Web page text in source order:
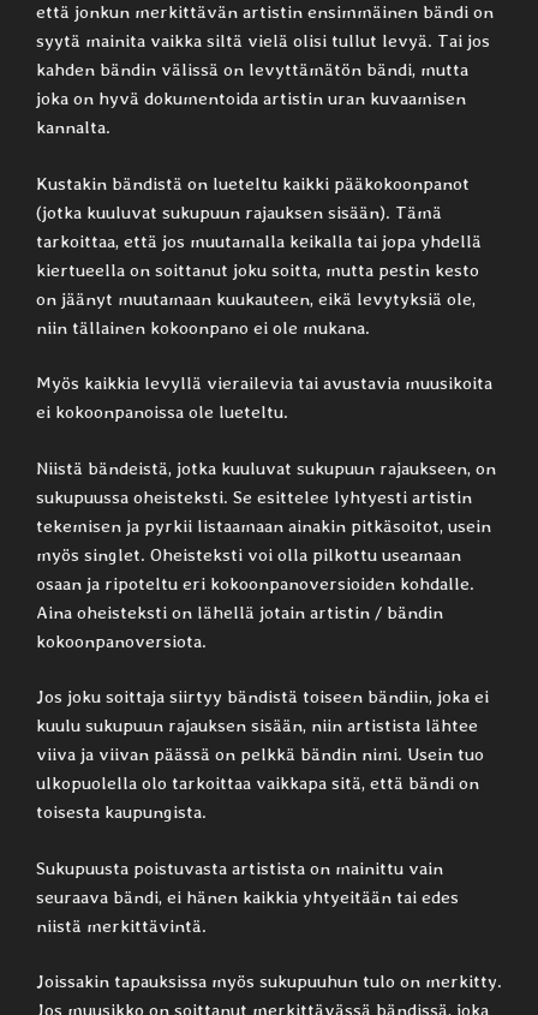
että jonkun merkittävän artistin ensimmäinen bändi on
syytä mainita vaikka siltä vielä olisi tullut levyä. Tai jos
kahden bändin välissä on levyttämätön bändi, mutta
joka on hyvä dokumentoida artistin uran kuvaamisen
kannalta.
Kustakin bändistä on lueteltu kaikki pääkokoonpanot
(jotka kuuluvat sukupuun rajauksen sisään). Tämä
tarkoittaa, että jos muutamalla keikalla tai jopa yhdellä
kiertueella on soittanut joku soitta, mutta pestin kesto
on jäänyt muutamaan kuukauteen, eikä levytyksiä ole,
niin tällainen kokoonpano ei ole mukana.
Myös kaikkia levyllä vierailevia tai avustavia muusikoita
ei kokoonpanoissa ole lueteltu.
Niistä bändeistä, jotka kuuluvat sukupuun rajaukseen, on
sukupuussa oheisteksti. Se esittelee lyhtyesti artistin
tekemisen ja pyrkii listaamaan ainakin pitkäsoitot, usein
myös singlet. Oheisteksti voi olla pilkottu useamaan
osaan ja ripoteltu eri kokoonpanoversioiden kohdalle.
Aina oheisteksti on lähellä jotain artistin / bändin
kokoonpanoversiota.
Jos joku soittaja siirtyy bändistä toiseen bändiin, joka ei
kuulu sukupuun rajauksen sisään, niin artistista lähtee
viiva ja viivan päässä on pelkkä bändin nimi. Usein tuo
ulkopuolella olo tarkoittaa vaikkapa sitä, että bändi on
toisesta kaupungista.
Sukupuusta poistuvasta artistista on mainittu vain
seuraava bändi, ei hänen kaikkia yhtyeitään tai edes
niistä merkittävintä.
Joissakin tapauksissa myös sukupuuhun tulo on merkitty.